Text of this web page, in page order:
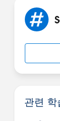
관련 학